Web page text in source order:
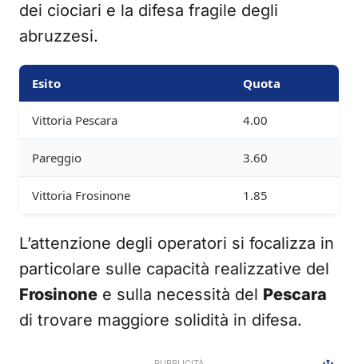
dei ciociari e la difesa fragile degli
abruzzesi.
Esito Quota
Vittoria Pescara 4.00
Pareggio 3.60
Vittoria Frosinone 1.85
L’attenzione degli operatori si focalizza in
particolare sulle capacità realizzative del
Frosinone e sulla necessità del Pescara
di trovare maggiore solidità in difesa.